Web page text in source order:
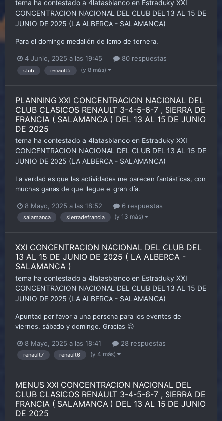
tema ha contestado a 4latasblanco en Estraduky XXI
CONCENTRACION NACIONAL DEL CLUB DEL 13 AL 15 DE
JUNIO DE 2025 (LA ALBERCA - SALAMANCA)
Para el domingo medallón de lomo de ternera.
4 Junio, 2025 a las 19:45 80 respuestas
club renault5 (y 8 más)
PLANNING XXI CONCENTRACION NACIONAL DEL
CLUB CLASICOS RENAULT 3-4-5-6-7 , SIERRA DE
FRANCIA ( SALAMANCA ) DEL 13 AL 15 DE JUNIO
DE 2025
tema ha contestado a 4latasblanco en Estraduky XXI
CONCENTRACION NACIONAL DEL CLUB DEL 13 AL 15 DE
JUNIO DE 2025 (LA ALBERCA - SALAMANCA)
La verdad es que las actividades me parecen fantásticas, con
muchas ganas de que llegue el gran día.
8 Mayo, 2025 a las 18:52 6 respuestas
salamanca sierradefrancia (y 13 más)
XXI CONCENTRACION NACIONAL DEL CLUB DEL
13 AL 15 DE JUNIO DE 2025 ( LA ALBERCA -
SALAMANCA )
tema ha contestado a 4latasblanco en Estraduky XXI
CONCENTRACION NACIONAL DEL CLUB DEL 13 AL 15 DE
JUNIO DE 2025 (LA ALBERCA - SALAMANCA)
Apuntad por favor a una persona para los eventos de
viernes, sábado y domingo. Gracias 😊
8 Mayo, 2025 a las 18:41 28 respuestas
renault7 renault6 (y 4 más)
MENUS XXI CONCENTRACION NACIONAL DEL
CLUB CLASICOS RENAULT 3-4-5-6-7 , SIERRA DE
FRANCIA ( SALAMANCA ) DEL 13 AL 15 DE JUNIO
DE 2025